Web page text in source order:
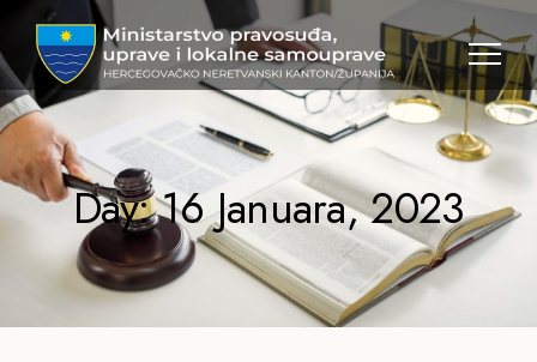
MPULS
HNK
Day: 16 Januara, 2023